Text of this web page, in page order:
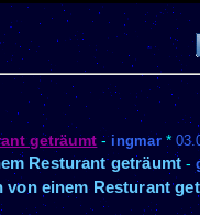
geträumt - ingmar*
Resturant geträumt-
von einem Resturant